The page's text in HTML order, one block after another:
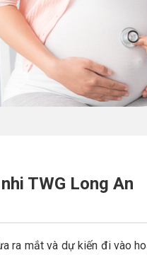
TWG Long An
ra mắt và dự kiến đi vào